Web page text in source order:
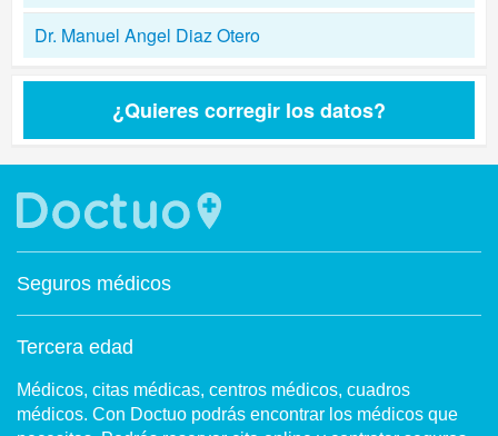
Dr. Manuel Angel Diaz Otero
¿Quieres corregir los datos?
Seguros médicos
Tercera edad
Médicos, citas médicas, centros médicos, cuadros
médicos. Con Doctuo podrás encontrar los médicos que